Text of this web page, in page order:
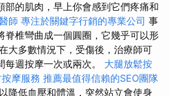
部的肌肉，早上你會感到它們疼痛和
師 專注於關鍵字行銷的專業公司 事
脊椎彎曲成一個圓圈，它幾乎可以形
大多數情況下，受傷後，治療師可
週按摩一次或兩次。 大腿放鬆按
摩服務 推薦最值得信賴的SEO團隊
降低血壓和體溫，突然站立會使身